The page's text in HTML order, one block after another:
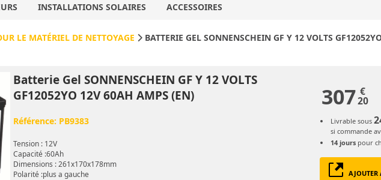
INSTALLATIONS SOLAIRES ACCESSOIRES
LE MATÉRIEL DE NETTOYAGE
BATTERIE GEL SONNENSCHEIN GF Y 12 VOLTS
Batterie Gel SONNENSCHEIN GF Y 12 VOLTS
GF12052YO 12V 60AH AMPS (EN)
Référence: PB9383
Tension : 12V
Capacité :60Ah
Dimensions : 261x170x178mm
Polarité :plus a gauche
307 €
20
Livrable sous
si commande
14 jours pour
AJOUTER